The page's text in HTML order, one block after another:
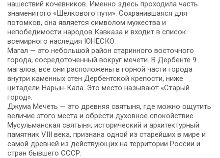
нашествий кочевников. Именно здесь проходила часть
знаменитого «Шелкового пути». Сохранившаяся для
потомков, она является символом мужества и
непобедимости народов Кавказа и входит в список
всемирного наследия ЮНЕСКО.
Магал — это небольшой район старинного восточного
города, сосредоточенный вокруг мечети. В Дербенте 9
магалов, все они расположены в горной части города
внутри каменных стен Дербентской крепости, ниже
цитадели Нарын-Кала. Это место называют «Старый
город».
Джума Мечеть — это древняя святыня, где можно ощутить
величие этого места и обрести духовное спокойствие.
Мусульманская святыня, исторический и архитектурный
памятник VIII века, признана одной из старейших в мире и
самой древней из действующих на территории России и
стран бывшего СССР.